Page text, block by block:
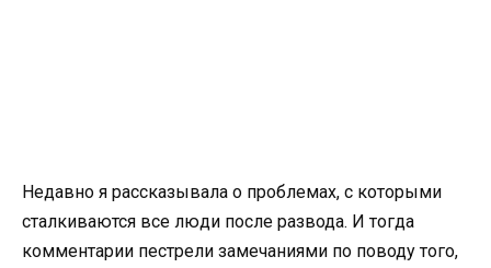
Недавно я рассказывала о проблемах, с которыми
сталкиваются все люди после развода. И тогда
комментарии пестрели замечаниями по поводу того,